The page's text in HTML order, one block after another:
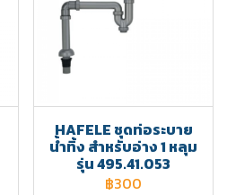
HAFELE ชุดท่อระบาย
น้ำทิ้ง สำหรับอ่าง 1 หลุม
รุ่น 495.41.053
฿300